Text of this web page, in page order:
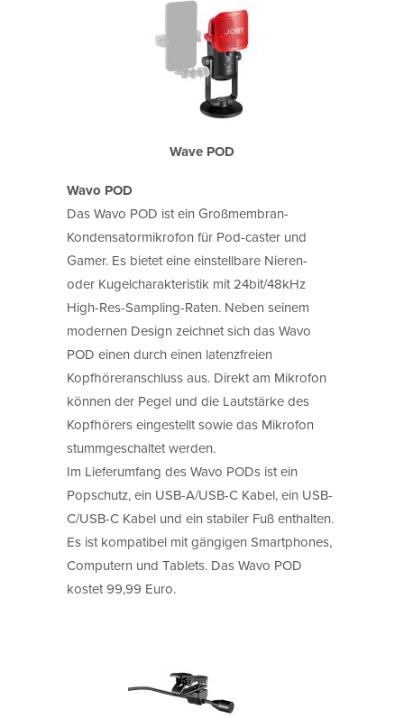
Wave POD
Wavo POD
Das Wavo POD ist ein Großmembran-
Kondensatormikrofon für Pod-caster und
Gamer. Es bietet eine einstellbare Nieren-
oder Kugelcharakteristik mit 24bit/48kHz
High-Res-Sampling-Raten. Neben seinem
modernen Design zeichnet sich das Wavo
POD einen durch einen latenzfreien
Kopfhöreranschluss aus. Direkt am Mikrofon
können der Pegel und die Lautstärke des
Kopfhörers eingestellt sowie das Mikrofon
stummgeschaltet werden.
Im Lieferumfang des Wavo PODs ist ein
Popschutz, ein USB-A/USB-C Kabel, ein USB-
C/USB-C Kabel und ein stabiler Fuß enthalten.
Es ist kompatibel mit gängigen Smartphones,
Computern und Tablets. Das Wavo POD
kostet 99,99 Euro.